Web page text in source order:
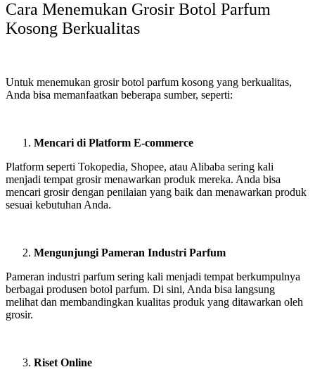
Cara Menemukan Grosir Botol Parfum
Kosong Berkualitas
Untuk menemukan grosir botol parfum kosong yang berkualitas,
Anda bisa memanfaatkan beberapa sumber, seperti:
Mencari di Platform E-commerce
Platform seperti Tokopedia, Shopee, atau Alibaba sering kali
menjadi tempat grosir menawarkan produk mereka. Anda bisa
mencari grosir dengan penilaian yang baik dan menawarkan produk
sesuai kebutuhan Anda.
Mengunjungi Pameran Industri Parfum
Pameran industri parfum sering kali menjadi tempat berkumpulnya
berbagai produsen botol parfum. Di sini, Anda bisa langsung
melihat dan membandingkan kualitas produk yang ditawarkan oleh
grosir.
Riset Online